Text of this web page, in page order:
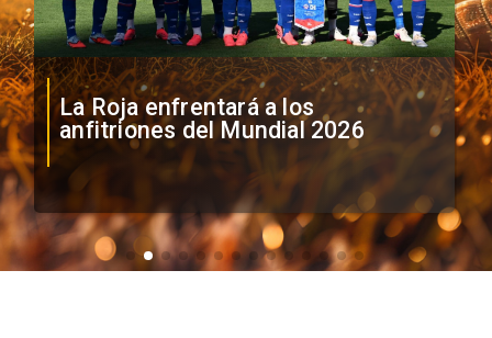
La Roja enfrentará a los
anfitriones del Mundial 2026